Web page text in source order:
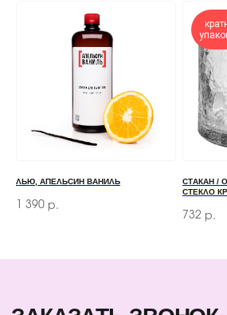
ЛЬЮ, АПЕЛЬСИН ВАНИЛЬ
1 390 р.
СТАКАН /
СТЕКЛО
732 р.
Отправляя форму, вы соглашаетесь
с Политикой
конфиденциальности и обработки персональных данных
НАБЕРЕЖНАЯ, Д. 7, СТР. 2
ПЕРЕД ПОСЕЩЕНИЕМ ОФИСА, ПОЖАЛУЙСТА,
ДОСТАВКА И ОПЛАТА
БАРНЫЙ ИНВЕНТАРЬ